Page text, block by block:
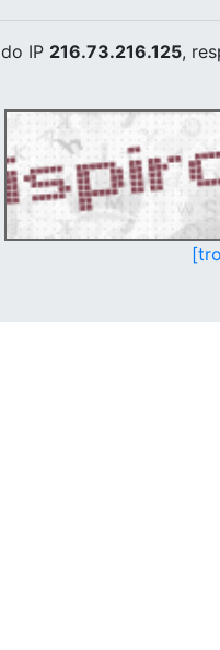
do IP 216.73.216.125,